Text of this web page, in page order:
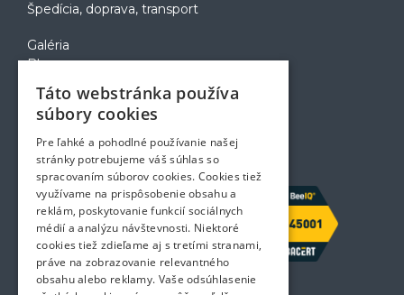
Špedícia, doprava, transport
Galéria
Blog
Voľné pozície
Zapožičanie krabíc
Rady a tipy pri sťahovaní
Prepravný poriadok
Kontakt
Táto webstránka používa
súbory cookies
Pre ľahké a pohodlné používanie našej
stránky potrebujeme váš súhlas so
spracovaním súborov cookies. Cookies tiež
využívame na prispôsobenie obsahu a
reklám, poskytovanie funkcií sociálnych
médií a analýzu návštevnosti. Niektoré
cookies tiež zdieľame aj s tretími stranami,
práve na zobrazovanie relevantného
obsahu alebo reklamy. Vaše odsúhlasenie